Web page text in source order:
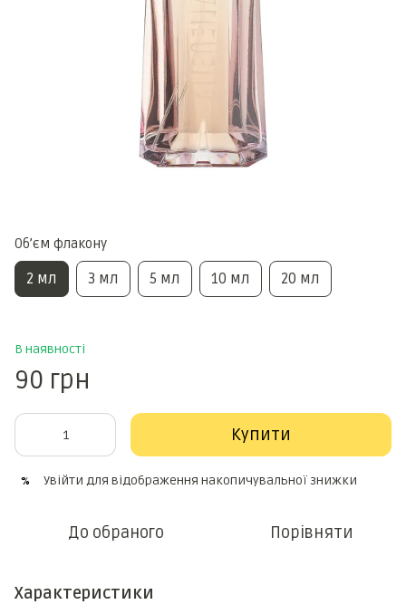
Обʼєм флакону
2 мл 3 мл 5 мл 10 мл 20 мл
В наявності
90 грн
Купити
% Увійти для відображення накопичувальної знижки
До обраного Порівняти
Характеристики